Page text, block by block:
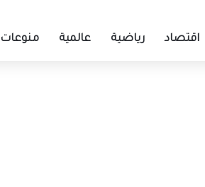
اقتصاد رياضية عالمية منوعات